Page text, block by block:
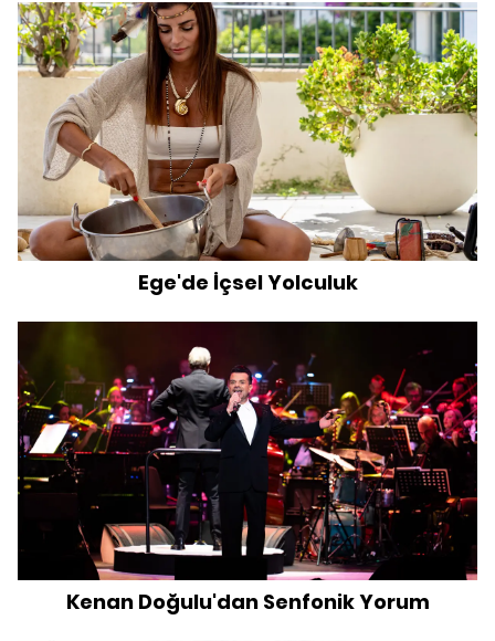
Ege'de İçsel Yolculuk
Kenan Doğulu'dan Senfonik Yorum